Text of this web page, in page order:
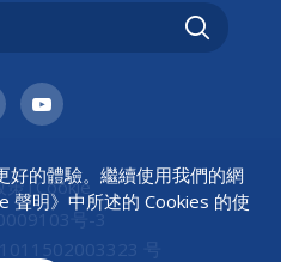
策 |Cookie
号-3
号
好的體驗。繼續使用我們的網
聲明》中所述的 Cookies 的使